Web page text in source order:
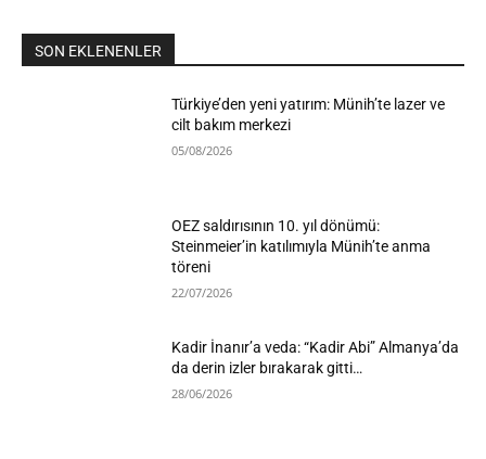
SON EKLENENLER
Türkiye’den yeni yatırım: Münih’te lazer ve
cilt bakım merkezi
05/08/2026
OEZ saldırısının 10. yıl dönümü:
Steinmeier’in katılımıyla Münih’te anma
töreni
22/07/2026
Kadir İnanır’a veda: “Kadir Abi” Almanya’da
da derin izler bırakarak gitti…
28/06/2026